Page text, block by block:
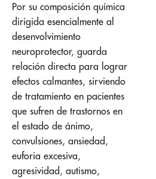
Por su composición química
dirigida esencialmente al
desenvolvimiento
neuroprotector, guarda
relación directa para lograr
efectos calmantes, sirviendo
de tratamiento en pacientes
que sufren de trastornos en
el estado de ánimo,
convulsiones, ansiedad,
euforia excesiva,
agresividad, autismo,